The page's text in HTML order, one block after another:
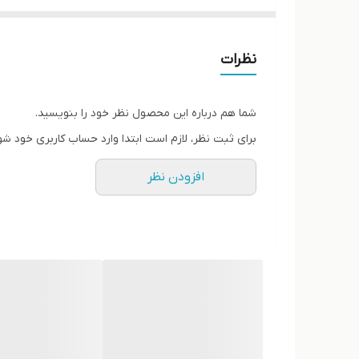
کیفیت
نظرات
شما هم درباره این محصول نظر خود را بنویسید.
برای ثبت نظر، لازم است ابتدا وارد حساب کاربری خود
افزودن نظر